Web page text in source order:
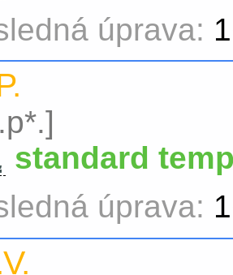
úprava:
standard
úprava: